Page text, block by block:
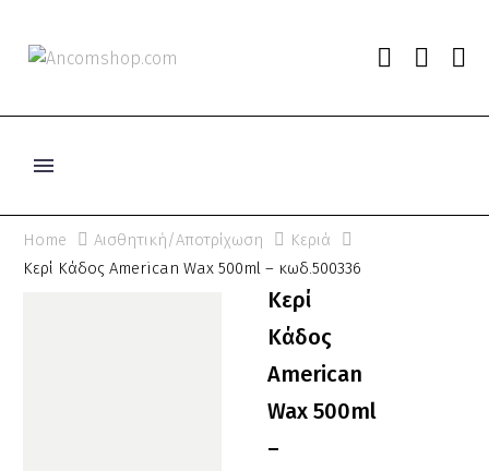
Home Αισθητική/Αποτρίχωση
Κεριά
Κερί Κάδος American Wax 500ml – κωδ.500336
Κερί
Κάδος
American
Wax 500ml
–